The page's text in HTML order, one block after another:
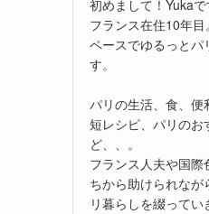
初めまして！Yukaで
フランス在住10年
ペースでゆるっとパ
す。
パリの生活、食、
短レシピ、パリのお
ど、、。
フランス人夫や国際
ちから助けられな
リ暮らしを綴ってい